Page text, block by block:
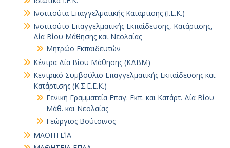
Ινστιτούτα Επαγγελματικής Κατάρτισης (Ι.Ε.Κ.)
Ινστιτούτο Επαγγελματικής Εκπαίδευσης, Κατάρτισης,
Δία Βίου Μάθησης και Νεολαίας
Μητρώο Εκπαιδευτών
Κέντρα Δία Βίου Μάθησης (ΚΔΒΜ)
Κεντρικό Συμβούλιο Επαγγελματικής Εκπαίδευσης και
Κατάρτισης (Κ.Σ.Ε.Ε.Κ.)
Γενική Γραμματεία Επαγ. Εκπ. και Κατάρτ. Δία Βίου
Μάθ. και Νεολαίας
Γεώργιος Βούτσινος
ΜΑΘΗΤΕΊΑ